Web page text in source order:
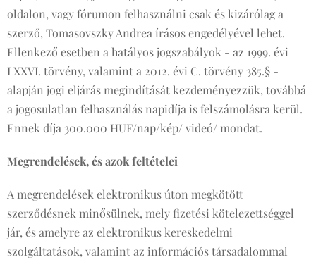
oldalon, vagy fórumon felhasználni csak és kizárólag a
szerző, Tomasovszky Andrea írásos engedélyével lehet.
Ellenkező esetben a hatályos jogszabályok - az 1999. évi
LXXVI. törvény, valamint a 2012. évi C. törvény 385.§ -
alapján jogi eljárás megindítását kezdeményezzük, továbbá
a jogosulatlan felhasználás napidíja is felszámolásra kerül.
Ennek díja 300.000 HUF/nap/kép/ videó/ mondat.
Megrendelések, és azok feltételei
A megrendelések elektronikus úton megkötött
szerződésnek minősülnek, mely fizetési kötelezettséggel
jár, és amelyre az elektronikus kereskedelmi
szolgáltatások, valamint az információs társadalommal